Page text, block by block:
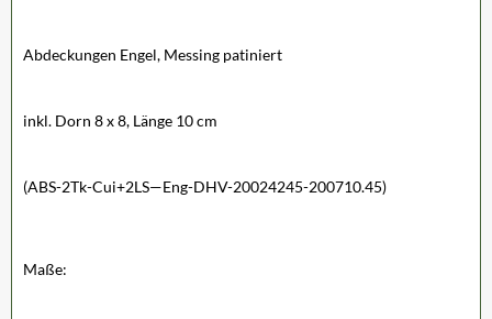
Abdeckungen Engel, Messing patiniert
inkl. Dorn 8 x 8, Länge 10 cm
(ABS-2Tk-Cui+2LS—Eng-DHV-20024245-200710.45)
Maße: